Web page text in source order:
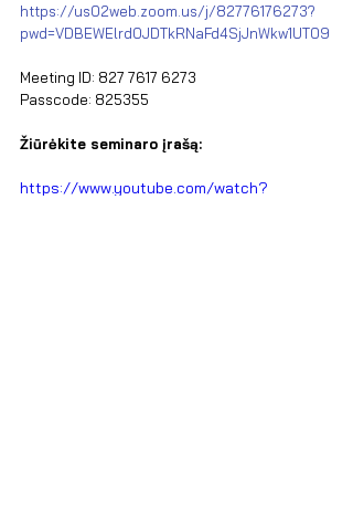
https://us02web.zoom.us/j/82776176273?
pwd=VDBEWElrd0JDTkRNaFd4SjJnWkw1UT09
Meeting ID: 827 7617 6273
Passcode: 825355
Žiūrėkite seminaro įrašą:
https://www.youtube.com/watch?